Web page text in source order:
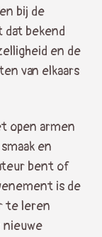
bij de
dat bekend
en de
van elkaars
open armen
en
bent of
is de
te leren
nieuwe